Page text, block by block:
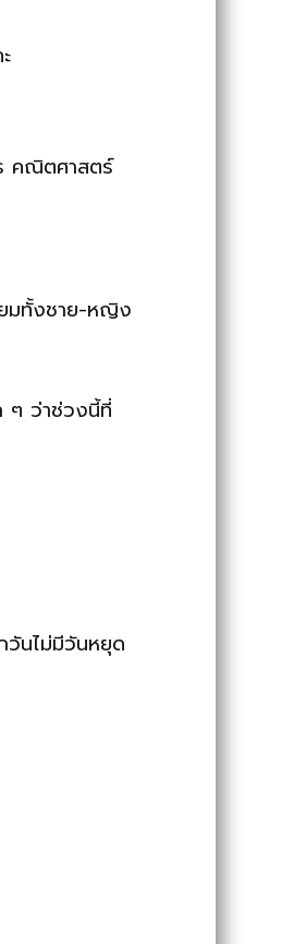
คณิตศาสตร์
มทั้งชาย-หญิง
ๆ ว่าช่วงนี้ที่
วันไม่มีวันหยุด